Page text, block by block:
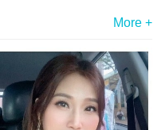
More +